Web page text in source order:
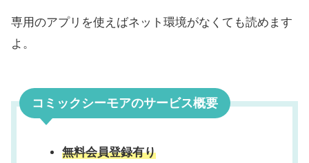
専用のアプリを使えばネット環境がなくても読めます
よ。
コミックシーモアのサービス概要
無料会員登録有り